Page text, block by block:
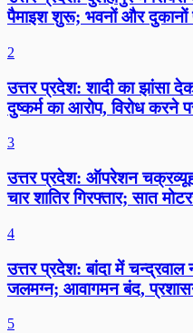
पैमाइश शुरू; भवनों और दुकानों
2
उत्तर प्रदेश: शादी का झांसा
दुष्कर्म का आरोप, विरोध करने
3
उत्तर प्रदेश: ऑपरेशन चक्रव्यूह
चार शातिर गिरफ्तार; सात
4
उत्तर प्रदेश: बांदा में
जलमग्न; आवागमन बंद,
5